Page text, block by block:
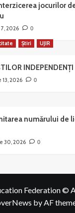
jocurilor
2026 0
Știri UJIR
13, 2026 0
numărului de
30, 2026 0
Federation ©
by AF